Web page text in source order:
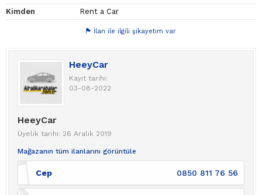
Kimden
Rent a Car
İlan ile ilgili şikayetim var
HeeyCar
Kayıt tarihi:
03-08-2022
HeeyCar
Üyelik tarihi: 26 Aralık 2019
Mağazanın tüm ilanlarını görüntüle
Cep 0850 811 76 56